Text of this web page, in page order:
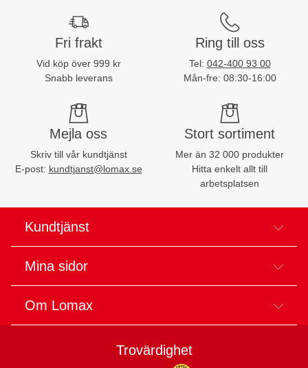
Fri frakt
Vid köp över 999 kr
Snabb leverans
Ring till oss
Tel: 042-400 93 00
Mån-fre: 08:30-16:00
Mejla oss
Skriv till vår kundtjänst
E-post: kundtjanst@lomax.se
Stort sortiment
Mer än 32 000 produkter
Hitta enkelt allt till
arbetsplatsen
Kundtjänst
Mina sidor
Om Lomax
Trovärdighet